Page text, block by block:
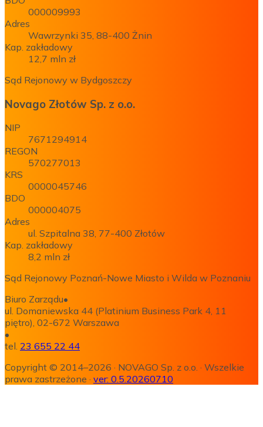
000009993
Adres
Wawrzynki 35, 88-400 Żnin
Kap. zakładowy
12,7 mln zł
Sąd Rejonowy w Bydgoszczy
Novago Złotów Sp. z o.o.
NIP
7671294914
REGON
570277013
KRS
0000045746
BDO
000004075
Adres
ul. Szpitalna 38, 77-400 Złotów
Kap. zakładowy
8,2 mln zł
Sąd Rejonowy Poznań-Nowe Miasto i Wilda w Poznaniu
Biuro Zarządu•
ul. Domaniewska 44 (Platinium Business Park 4, 11
piętro), 02-672 Warszawa
•
tel. 23 655 22 44
Copyright © 2014–2026 · NOVAGO Sp. z o.o. · Wszelkie
prawa zastrzeżone · ver: 0.5.20260710